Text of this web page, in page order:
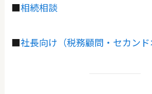
■相続相談
■社長向け（税務顧問・セカンド